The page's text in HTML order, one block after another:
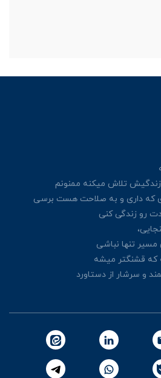
زندگیش تلاش میکنه ممنونم
که داری و به صلاحت هست برسی
رو زندگی کنی
تنها نباشی
که قشنگتر میشه
و سرشار از دستاورد